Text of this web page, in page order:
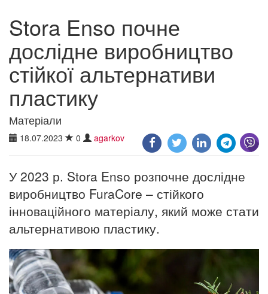
Stora Enso почне
дослідне виробництво
стійкої альтернативи
пластику
Матеріали
18.07.2023 0 agarkov
У 2023 р. Stora Enso розпочне дослідне
виробництво FuraCore – стійкого
інноваційного матеріалу, який може стати
альтернативою пластику.